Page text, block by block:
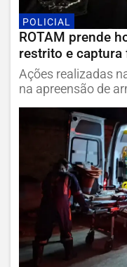
POLICIAL
ROTAM prende
restrito e
Ações realizadas
na apreensão de